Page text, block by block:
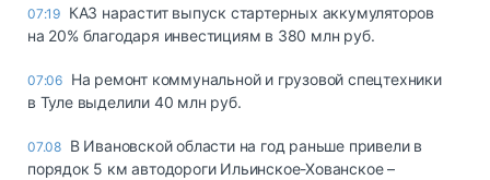
07:19 КАЗ нарастит выпуск стартерных аккумуляторов
на 20% благодаря инвестициям в 380 млн руб.
07:06 На ремонт коммунальной и грузовой спецтехники
в Туле выделили 40 млн руб.
07.08 В Ивановской области на год раньше привели в
порядок 5 км автодороги Ильинское-Хованское –